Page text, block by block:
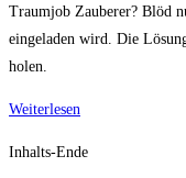
Traumjob Zauberer? Blöd
eingeladen wird. Die
holen.
Weiterlesen
Inhalts-Ende